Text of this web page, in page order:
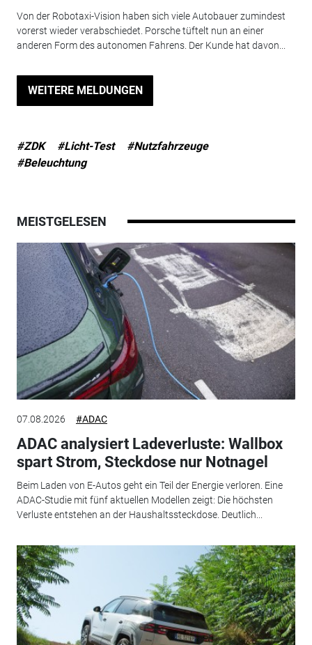
Von der Robotaxi-Vision haben sich viele Autobauer zumindest
vorerst wieder verabschiedet. Porsche tüftelt nun an einer
anderen Form des autonomen Fahrens. Der Kunde hat davon...
WEITERE MELDUNGEN
#ZDK #Licht-Test
#Nutzfahrzeuge
#Beleuchtung
MEISTGELESEN
07.08.2026 #ADAC
ADAC analysiert Ladeverluste: Wallbox
spart Strom, Steckdose nur Notnagel
Beim Laden von E-Autos geht ein Teil der Energie verloren. Eine
ADAC-Studie mit fünf aktuellen Modellen zeigt: Die höchsten
Verluste entstehen an der Haushaltssteckdose. Deutlich...